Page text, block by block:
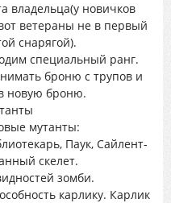
владельца(у новичков
ветераны не в первый
снарягой).
специальный ранг.
броню с трупов и
новую броню.
мутанты:
Паук, Сайлент-
скелет.
зомби.
карлику. Карлик